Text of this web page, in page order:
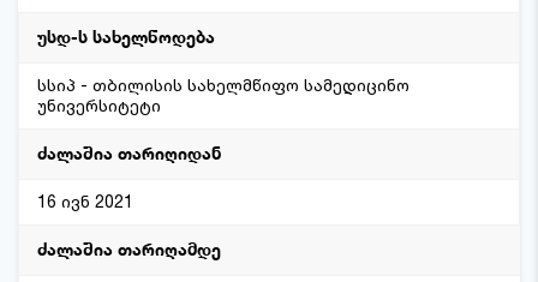
სსიპ - თბილისის სახელმწიფო სამედიცინო
უნივერსიტეტი
16 ივნ 2021